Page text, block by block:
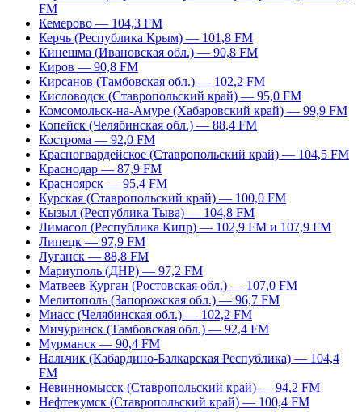
FM
Кемерово — 104,3 FM
Керчь (Республика Крым) — 101,8 FM
Кинешма (Ивановская обл.) — 90,8 FM
Киров — 90,8 FM
Кирсанов (Тамбовская обл.) — 102,2 FM
Кисловодск (Ставропольский край) — 95,0 FM
Комсомольск-на-Амуре (Хабаровский край) — 99,9 FM
Копейск (Челябинская обл.) — 88,4 FM
Кострома — 92,0 FM
Красногвардейское (Ставропольский край) — 104,5 FM
Краснодар — 87,9 FM
Красноярск — 95,4 FM
Курская (Ставропольский край) — 100,0 FM
Кызыл (Республика Тыва) — 104,8 FM
Лимасол (Республика Кипр) — 102,9 FM и 107,9 FM
Липецк — 97,9 FM
Луганск — 88,8 FM
Мариуполь (ДНР) — 97,2 FM
Матвеев Курган (Ростовская обл.) — 107,0 FM
Мелитополь (Запорожская обл.) — 96,7 FM
Миасс (Челябинская обл.) — 102,2 FM
Мичуринск (Тамбовская обл.) — 92,4 FM
Мурманск — 90,4 FM
Нальчик (Кабардино-Балкарская Республика) — 104,4
FM
Невинномысск (Ставропольский край) — 94,2 FM
Нефтекумск (Ставропольский край) — 100,4 FM